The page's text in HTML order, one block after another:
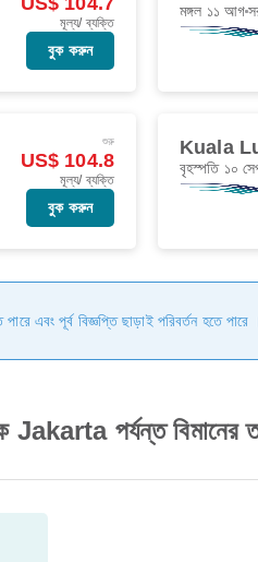
মূল্য/ ব্যক্তি
বুক করুন
মঙ্গল ১১ আগ
শুরু
US$ 104.8
মূল্য/ ব্যক্তি
বুক করুন
Kuala
বৃহস্পতি ১০
এবং পূর্ব বিজ্ঞপ্তি ছাড়াই পরিবর্তন হতে
পর্যন্ত বিমানের